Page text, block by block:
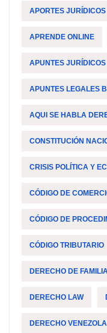
APORTES JURÍDICOS
APRENDE ONLINE
APUNTES JURÍDICOS
APUNTES LEGALES
AQUI SE HABLA
CONSTITUCIÓN
CRISIS POLÍTICA Y
CÓDIGO DE
CÓDIGO DE
CÓDIGO TRIBUTARIO
DERECHO DE FAMILIA
DERECHO LAW
DERECHO